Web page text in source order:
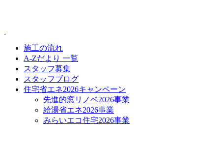
施工の流れ
A-Zだより 一覧
スタッフ募集
スタッフブログ
住宅省エネ2026キャンペーン
先進的窓リノベ2026事業
給湯省エネ2026事業
みらいエコ住宅2026事業